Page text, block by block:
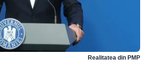
Realitatea din PMP